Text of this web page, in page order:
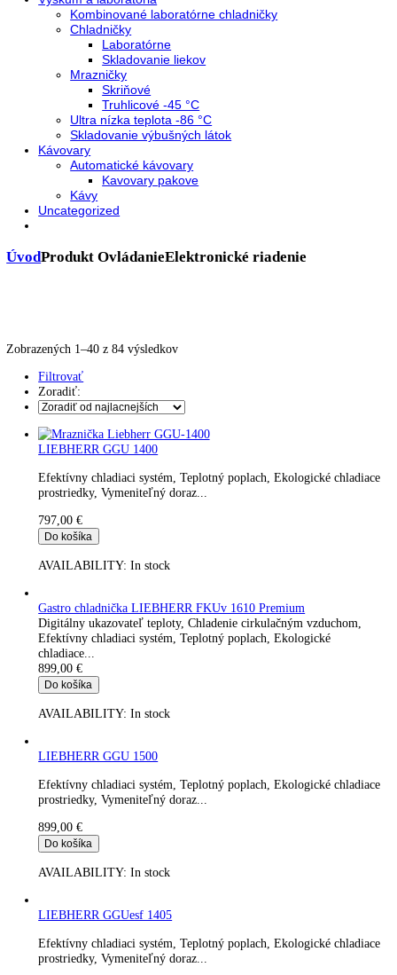
Chladnie nápojov
Skriňové
Truhlicové
Vinotéky
Pekárne
Chladničky
Mrazničky
Výskum a laboratóriá
Kombinované laboratórne chladničky
Chladničky
Laboratórne
Skladovanie liekov
Mrazničky
Truhlicové -45 °C
Kávy
Uncategorized
ÚvodProdukt Ovládanie
Zobrazených 1–40 z 84 výsledkov
Zoradiť:
LIEBHERR GGU 1400
Efektívny chladiaci systém, Teplotný poplach, Ekologické
prostriedky, Vymeniteľný doraz...
797,00€
AVAILABILITY:In stock
Digitálny ukazovateľ teploty, Chladenie cirkulačným
Efektívny chladiaci systém, Teplotný poplach, Ekologické
chladiace...
899,00€